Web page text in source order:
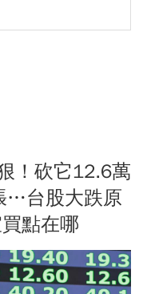
！砍它12.6萬
…台股大跌原
點在哪